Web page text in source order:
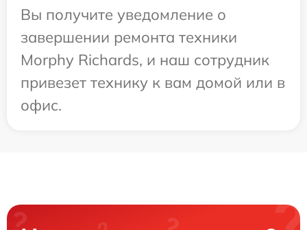
Вы получите уведомление о
завершении ремонта техники
Morphy Richards, и наш сотрудник
привезет технику к вам домой или в
офис.